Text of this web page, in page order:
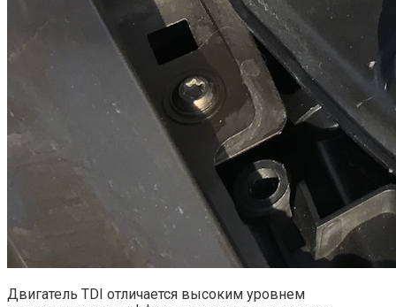
Двигатель TDI отличается высоким уровнем